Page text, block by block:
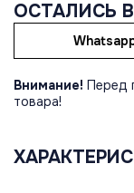
ОСТАЛИСЬ
Внимание! Перед
товара!